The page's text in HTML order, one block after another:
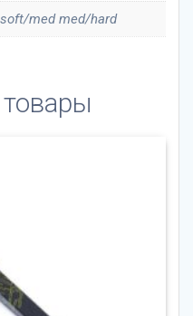
soft/med med/hard